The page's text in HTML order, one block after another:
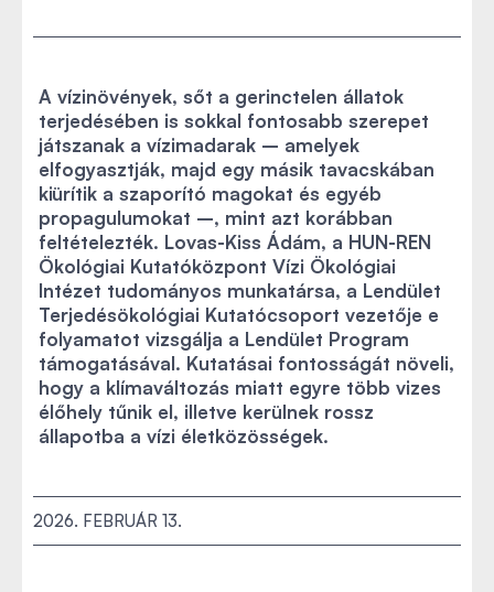
A vízinövények, sőt a gerinctelen állatok
terjedésében is sokkal fontosabb szerepet
játszanak a vízimadarak – amelyek
elfogyasztják, majd egy másik tavacskában
kiürítik a szaporító magokat és egyéb
propagulumokat –, mint azt korábban
feltételezték. Lovas-Kiss Ádám, a HUN-REN
Ökológiai Kutatóközpont Vízi Ökológiai
Intézet tudományos munkatársa, a Lendület
Terjedésökológiai Kutatócsoport vezetője e
folyamatot vizsgálja a Lendület Program
támogatásával. Kutatásai fontosságát növeli,
hogy a klímaváltozás miatt egyre több vizes
élőhely tűnik el, illetve kerülnek rossz
állapotba a vízi életközösségek.
2026. FEBRUÁR 13.